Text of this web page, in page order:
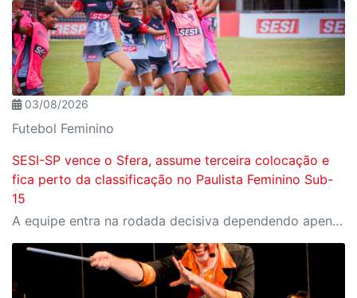
03/08/2026
Futebol Feminino
SESI-SP vence o Sfera, assume terceira colocação e
fica perto da classificação no Paulista Feminino Sub-
15
A equipe entra na rodada decisiva dependendo apenas de seus próprios resultados para avançar ao mata-mata